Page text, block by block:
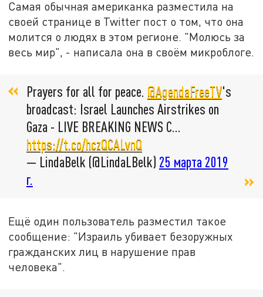
Самая обычная американка разместила на
своей странице в Twitter пост о том, что она
молится о людях в этом регионе. "Молюсь за
весь мир", - написала она в своём микроблоге.
Prayers for all for peace. @AgendaFreeTV's
broadcast: Israel Launches Airstrikes on
Gaza - LIVE BREAKING NEWS C…
https://t.co/hczQCALvnQ
— Linda️Belk (@LindaLBelk) 25 марта 2019
г.
Ещё один пользователь разместил такое
сообщение: "Израиль убивает безоружных
гражданских лиц в нарушение прав
человека".